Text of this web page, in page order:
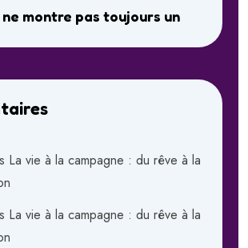
montre pas toujours un
La vie à la campagne : du rêve à la
La vie à la campagne : du rêve à la